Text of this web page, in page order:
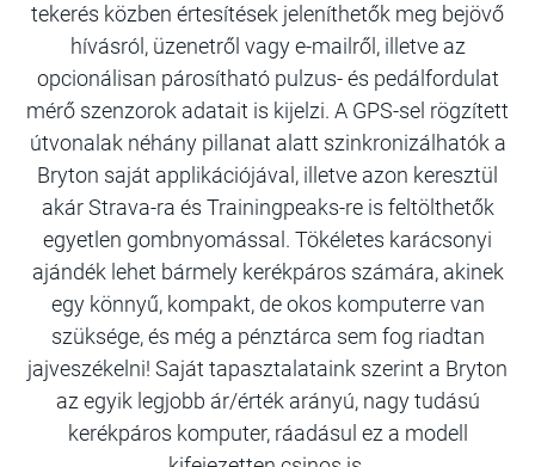
tekerés közben értesítések jeleníthetők meg bejövő
hívásról, üzenetről vagy e-mailről, illetve az
opcionálisan párosítható pulzus- és pedálfordulat
mérő szenzorok adatait is kijelzi. A GPS-sel rögzített
útvonalak néhány pillanat alatt szinkronizálhatók a
Bryton saját applikációjával, illetve azon keresztül
akár Strava-ra és Trainingpeaks-re is feltölthetők
egyetlen gombnyomással. Tökéletes karácsonyi
ajándék lehet bármely kerékpáros számára, akinek
egy könnyű, kompakt, de okos komputerre van
szüksége, és még a pénztárca sem fog riadtan
jajveszékelni! Saját tapasztalataink szerint a Bryton
az egyik legjobb ár/érték arányú, nagy tudású
kerékpáros komputer, ráadásul ez a modell